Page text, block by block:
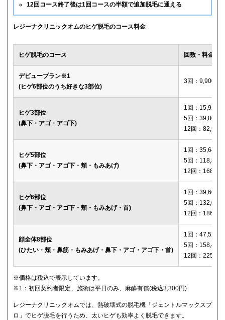
12回コース終了後は1回コースの半額で追加脱毛に通える
レジーナクリニックオムのヒゲ脱毛のコース料金
ヒゲ脱毛のコース 回数・料金
デビュープラン※1
(ヒゲ6部位のうち好きな3部位)
3回：9,900円
ヒゲ3部位
(鼻下・アゴ・アゴ下)
1回：15,920円
5回：39,800円
12回：82,560
ヒゲ5部位
(鼻下・アゴ・アゴ下・頬・もみあげ)
1回：35,640円
5回：118,800
12回：
ヒゲ6部位
(鼻下・アゴ・アゴ下・頬・もみあげ・首)
1回：39,600円
5回：132,000
12回：
顔全体8部位
(ひたい・頬・鼻筋・もみあげ・鼻下・アゴ・アゴ下・首)
1回：47,520円
5回：158,400
12回：
※価格は税込で表示しています。
※1：初回契約者限定、施術は平日のみ、麻酔有償(税込3,300円)
レジーナクリニックオムでは、熱破壊式の脱毛機「ジェントルマックスプ
ロ」でヒゲ脱毛を行うため、太いヒゲも効率よく脱毛できます。